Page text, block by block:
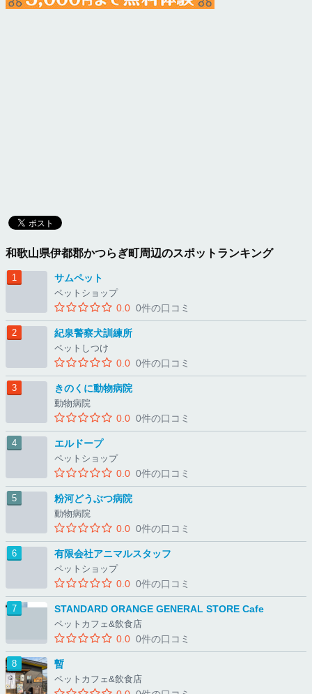
和歌山県伊都郡かつらぎ町周辺のスポットランキング
サムペット
ペットショップ
0.0 0件の口コミ
紀泉警察犬訓練所
ペットしつけ
0.0 0件の口コミ
きのくに動物病院
動物病院
0.0 0件の口コミ
エルドープ
ペットショップ
0.0 0件の口コミ
粉河どうぶつ病院
動物病院
0.0 0件の口コミ
有限会社アニマルスタッフ
ペットショップ
0.0 0件の口コミ
STANDARD ORANGE GENERAL STORE Cafe
ペットカフェ&飲食店
0.0 0件の口コミ
暫
ペットカフェ&飲食店